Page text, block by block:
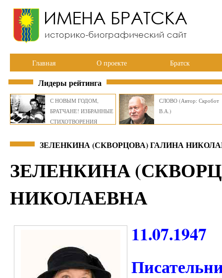
Главная О проекте Братск
Лидеры рейтинга
С НОВЫМ ГОДОМ,
БРАТЧАНЕ! ИЗБРАННЫЕ
СТИХОТВОРЕНИЯ
СЛОВО (Автор: Скробот
В.А.)
ЗЕЛЕНКИНА (СКВОРЦОВА) ГАЛИНА
ЗЕЛЕНКИНА
НИКОЛАЕВНА
11.07.1947